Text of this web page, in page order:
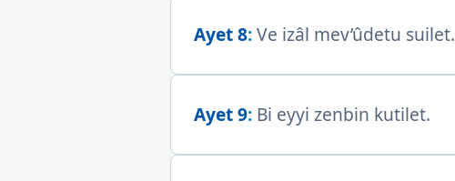
Ayet 8:Ve izâl mev’ûdetu suilet.
Ayet 9: Bi eyyi zenbin kutilet.